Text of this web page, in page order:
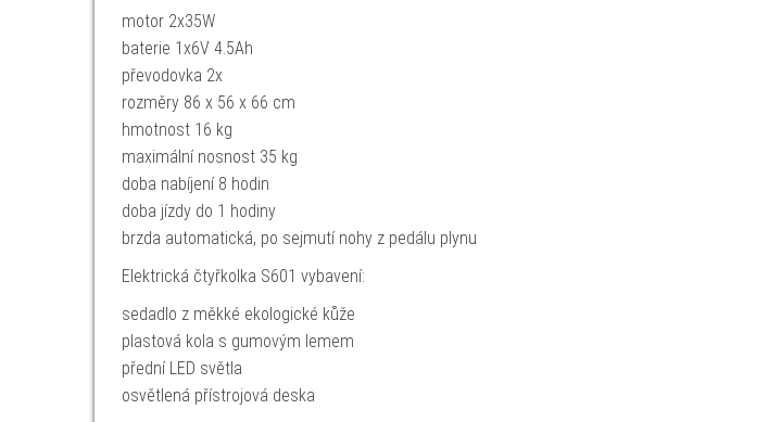
motor 2x35W
baterie 1x6V 4.5Ah
převodovka 2x
rozměry 86 x 56 x 66 cm
hmotnost 16 kg
maximální nosnost 35 kg
doba nabíjení 8 hodin
doba jízdy do 1 hodiny
brzda automatická, po sejmutí nohy z pedálu plynu
Elektrická čtyřkolka S601 vybavení:
sedadlo z měkké ekologické kůže
plastová kola s gumovým lemem
přední LED světla
osvětlená přístrojová deska